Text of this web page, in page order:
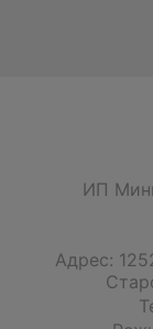
ИП
Адрес: